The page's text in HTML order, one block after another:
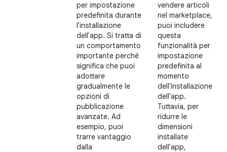
per impostazione
predefinita durante
l'installazione
dell'app. Si tratta di
un comportamento
importante perché
significa che puoi
adottare
gradualmente le
opzioni di
pubblicazione
avanzate. Ad
esempio, puoi
trarre vantaggio
dalla
vendere articoli
nel marketplace,
puoi includere
questa
funzionalità per
impostazione
predefinita al
momento
dell'installazione
dell'app.
Tuttavia, per
ridurre le
dimensioni
installate
dell'app,